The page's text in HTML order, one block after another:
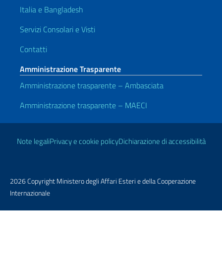
Italia e Bangladesh
Servizi Consolari e Visti
Contatti
Amministrazione Trasparente
Amministrazione trasparente – Ambasciata
Amministrazione trasparente – MAECI
Link Utili
Note legaliPrivacy e cookie policyDichiarazione di accessibilità
2026 Copyright Ministero degli Affari Esteri e della Cooperazione
Internazionale